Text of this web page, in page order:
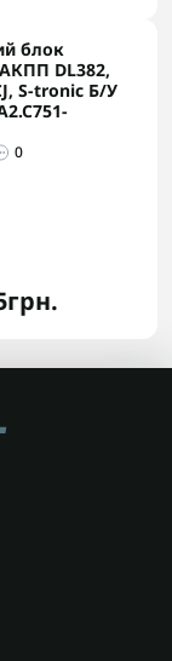
блок
DL382,
S-tronic Б/У
0